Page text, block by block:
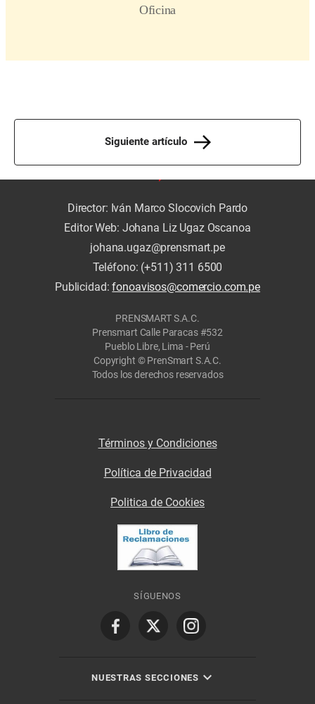
Siguiente artículo
Director: Iván Marco Slocovich Pardo
Editor Web: Johana Liz Ugaz Oscanoa
johana.ugaz@prensmart.pe
Teléfono: (+511) 311 6500
Publicidad:fonoavisos@comercio.com.pe
PRENSMART S.A.C.
Prensmart Calle Paracas #532
Pueblo Libre, Lima - Perú
Copyright © PrenSmart S.A.C.
Todos los derechos reservados
Términos y Condiciones
Política de Privacidad
Politica de Cookies
SÍGUENOS
NUESTRAS SECCIONES